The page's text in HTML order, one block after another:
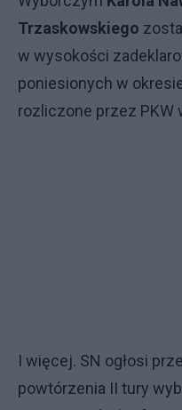
Trzaskowskiego
w wysokości
poniesionych w
rozliczone przez PKW
I więcej. SN ogłosi
powtórzenia II tury